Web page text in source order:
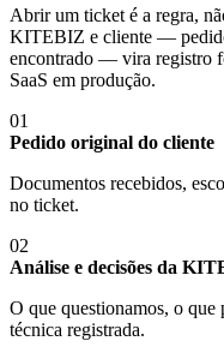
Abrir um ticket é a regra,
KITEBIZ e cliente —
encontrado — vira registro
SaaS em produção.
01
Pedido original do cliente
Documentos recebidos,
no ticket.
02
Análise e decisões da
O que questionamos, o
técnica registrada.